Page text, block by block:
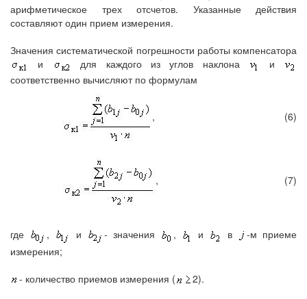
арифметическое трех отсчетов. Указанные действия
составляют один прием измерения.
Значения систематической погрешности работы компенсатора
и
для каждого из углов наклона
и
соответственно вычисляют по формулам
, (6)
, (7)
где , и - значения , и в
-м приеме
измерения;
- количество приемов измерения (
2).